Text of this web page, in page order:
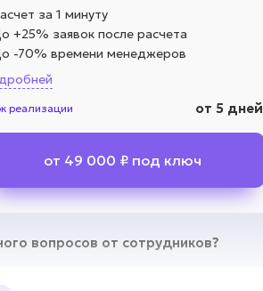
за 1 минуту
+25% заявок после расчета
-70% времени менеджеров
реализации от 5 дней
от 49 000 ₽ под ключ
вопросов от сотрудников?